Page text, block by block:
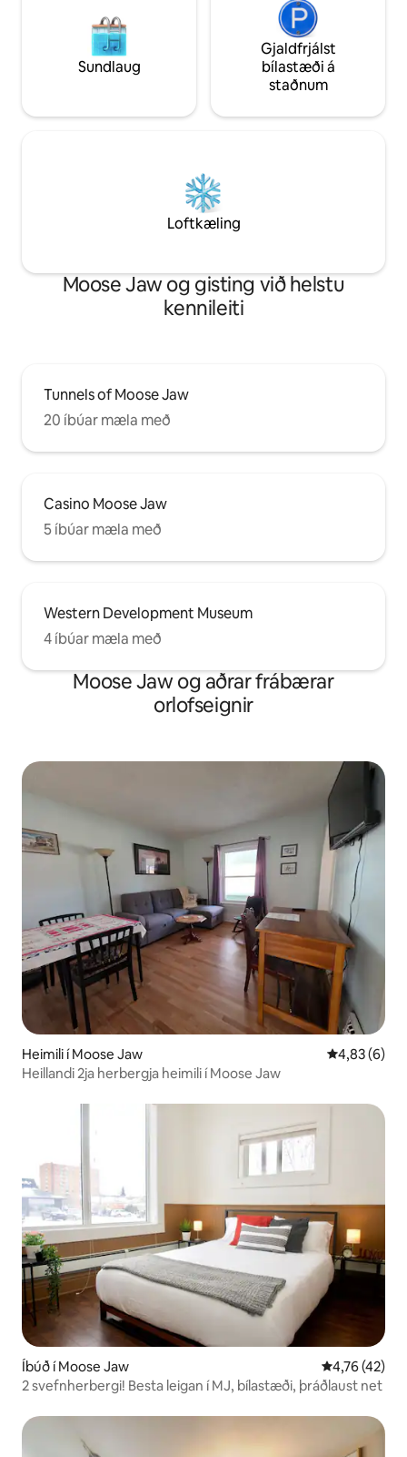
Sundlaug
Gjaldfrjálst
bílastæði á
staðnum
Loftkæling
Moose Jaw og gisting við helstu
kennileiti
Tunnels of Moose Jaw
20 íbúar mæla með
Casino Moose Jaw
5 íbúar mæla með
Western Development Museum
4 íbúar mæla með
Moose Jaw og aðrar frábærar
orlofseignir
Heimili í Moose Jaw 4,83 af 5 í
4,83 (6)
Heillandi 2ja herbergja heimili í Moose Jaw
Íbúð í Moose Jaw 4,76 af 5 í
4,76 (42)
2 svefnherbergi! Besta leigan í MJ, bílastæði, þráðlaust net